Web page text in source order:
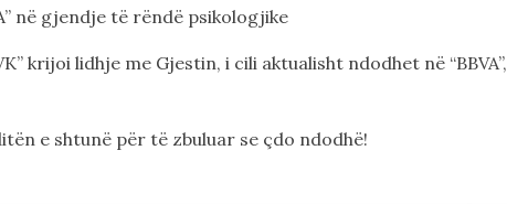
në gjendje të rëndë psikologjike
krijoi lidhje me Gjestin, i cili aktualisht ndodhet në “BBVA”,
e shtunë për të zbuluar se çdo ndodhë!